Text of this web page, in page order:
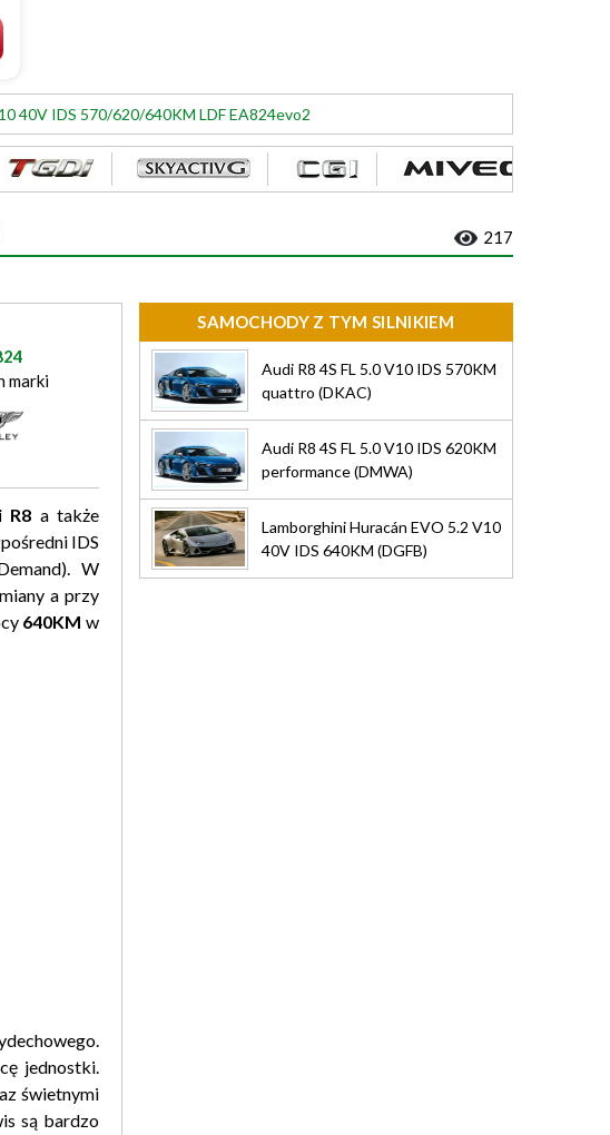
40V IDS 570/620/640KM LDF EA824evo2
217
marki
R8 a także
IDS
W
a przy
640KM w
jednostki.
świetnymi
są bardzo
SAMOCHODY Z TYM SILNIKIEM
Audi R8 4S FL 5.0 V10 IDS 570KM
quattro (DKAC)
Audi R8 4S FL 5.0 V10 IDS 620KM
performance (DMWA)
Lamborghini Huracán EVO 5.2 V10
40V IDS 640KM (DGFB)